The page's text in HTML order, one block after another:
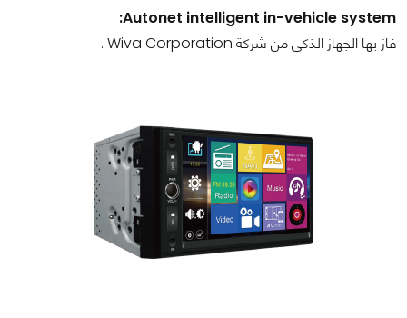
Autonet intelligent in-vehicle system:
فاز بها الجهاز الذكى من شركة Wiva Corporation .